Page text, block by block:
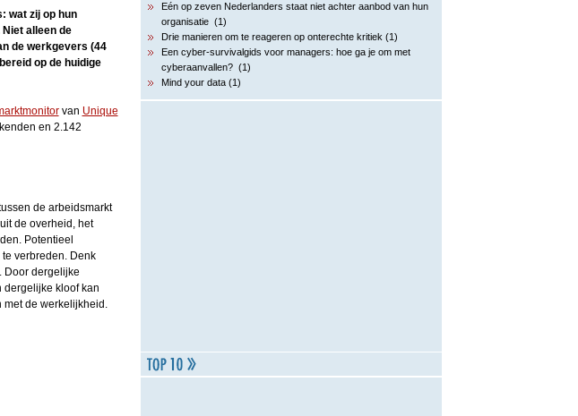
wat zij op hun
alleen de
de werkgevers (44
op de huidige
van Unique
en 2.142
de arbeidsmarkt
de overheid, het
Potentieel
verbreden. Denk
Door dergelijke
dergelijke kloof kan
met de werkelijkheid.
Eén op zeven Nederlanders staat niet achter aanbod van hun
organisatie (1)
Drie manieren om te reageren op onterechte kritiek (1)
Een cyber-survivalgids voor managers: hoe ga je om met
cyberaanvallen? (1)
Mind your data (1)